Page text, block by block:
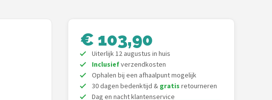
€ 103,90
Uiterlijk 12 augustus in huis
Inclusiefverzendkosten
Ophalen bij een afhaalpunt mogelijk
30 dagen bedenktijd & gratis retourneren
Dag en nacht klantenservice